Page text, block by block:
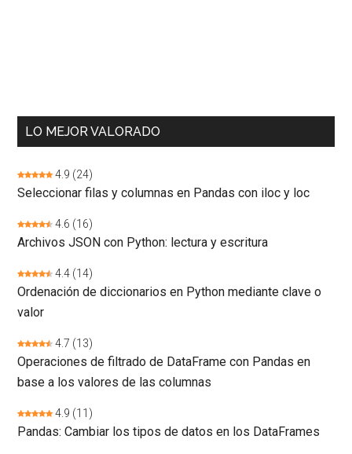
LO MEJOR VALORADO
4.9 (24)
Seleccionar filas y columnas en Pandas con iloc y loc
4.6 (16)
Archivos JSON con Python: lectura y escritura
4.4 (14)
Ordenación de diccionarios en Python mediante clave o
valor
4.7 (13)
Operaciones de filtrado de DataFrame con Pandas en
base a los valores de las columnas
4.9 (11)
Pandas: Cambiar los tipos de datos en los DataFrames